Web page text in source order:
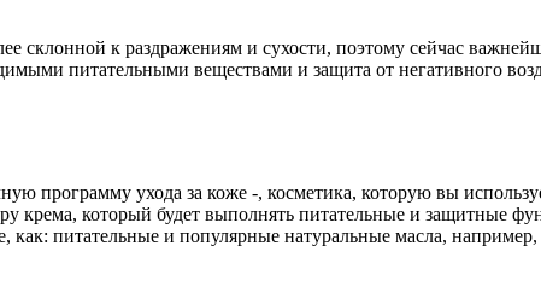
склонной к раздражениям и сухости, поэтому сейчас
питательными веществами и защита от негативного
программу ухода за коже -, косметика, которую вы
крема, который будет выполнять питательные и защитные
питательные и популярные натуральные масла, например,